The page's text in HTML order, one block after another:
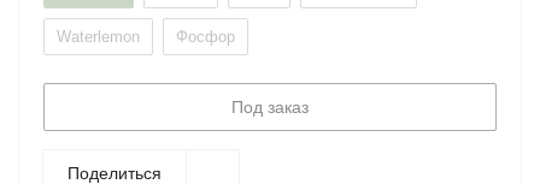
Waterlemon Фосфор
Под заказ
Поделиться